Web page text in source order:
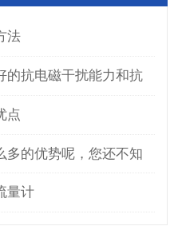
法
的抗电磁干扰能力和抗
点
多的优势呢，您还不知
量计